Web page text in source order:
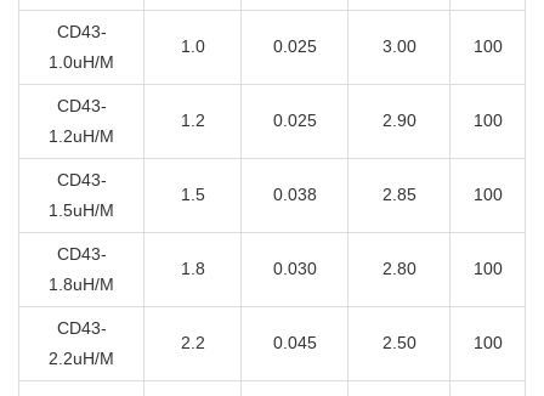
CD43-
1.0uH/M
1.0 0.025 3.00 100
CD43-
1.2uH/M
1.2 0.025 2.90 100
CD43-
1.5uH/M
1.5 0.038 2.85 100
CD43-
1.8uH/M
1.8 0.030 2.80 100
CD43-
2.2uH/M
2.2 0.045 2.50 100